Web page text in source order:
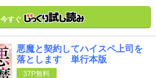
の「紅霞村」も不自然な点ばかりで――!? あ
やかし探偵が因習村の謎に挑む、戦慄の和風
今すぐ
悪魔と契約してハイスペ上司を
落とします 単行本版
37P無料